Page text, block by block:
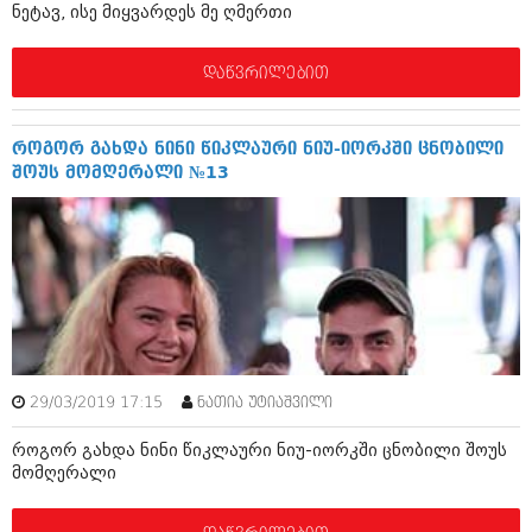
იანვარი 2016 (206)
ნოემბერი 2015 (264)
სექტემბერი 2015 (215)
ივლისი 2015 (173)
ივნისი 2015 (261)
მაისი 2015 (194)
აპრილი 2015 (208)
მარტი 2015 (365)
თებერვალი 2015 (286)
იანვარი 2015 (247)
დეკემბერი 2014 (342)
ნოემბერი 2014 (290)
ოქტომბერი 2014 (292)
სექტემბერი 2014 (394)
ივლისი 2014 (313)
ივნისი 2014 (366)
აპრილი 2014 (290)
ნეტავ, ისე მიყვარდეს მე ღმერთი
დაწვრილებით
როგორ გახდა ნინი წიკლაური ნიუ-იორკში ცნობილი
შოუს მომღერალი №13
29/03/2019 17:15 ნათია უტიაშვილი
როგორ გახდა ნინი წიკლაური ნიუ-იორკში ცნობილი შოუს
მომღერალი